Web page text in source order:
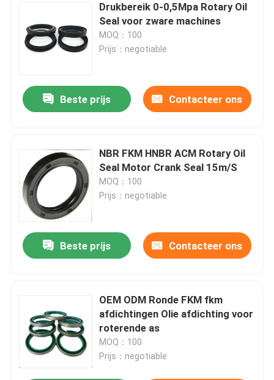
Drukbereik 0-0,5Mpa Rotary Oil
Seal voor zware machines
MOQ：100
Prijs：negotiable
Beste prijs Contacteer ons
NBR FKM HNBR ACM Rotary Oil
Seal Motor Crank Seal 15m/S
MOQ：100
Prijs：negotiable
Beste prijs Contacteer ons
OEM ODM Ronde FKM fkm
afdichtingen Olie afdichting voor
roterende as
MOQ：100
Prijs：negotiable